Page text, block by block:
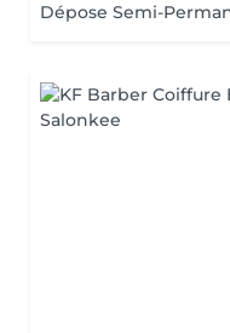
Dépose Semi-